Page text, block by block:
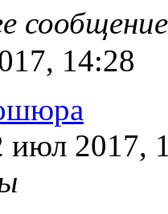
14:28
июл 2017,